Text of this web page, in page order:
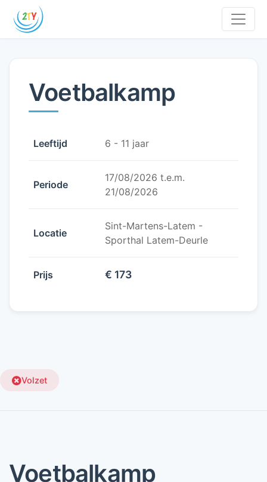
Voetbalkamp
Leeftijd 6 - 11 jaar
Periode
17/08/2026 t.e.m.
21/08/2026
Locatie
Sint-Martens-Latem -
Sporthal Latem-Deurle
Prijs € 173
Volzet
Voetbalkamp